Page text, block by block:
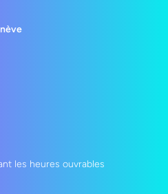
les heures ouvrables